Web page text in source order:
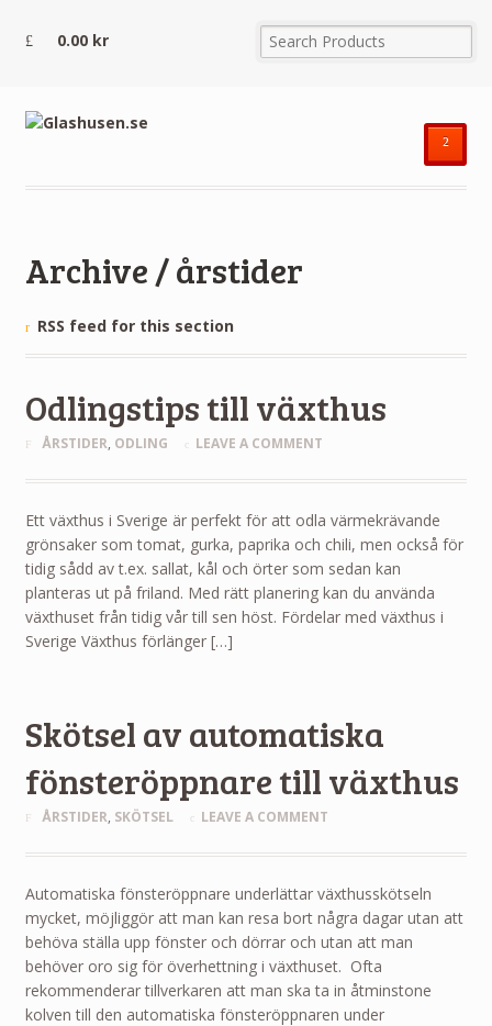
0.00 kr
²
Archive / årstider
RSS feed for this section
Odlingstips till växthus
ÅRSTIDER, ODLING LEAVE A COMMENT
Ett växthus i Sverige är perfekt för att odla värmekrävande
grönsaker som tomat, gurka, paprika och chili, men också för
tidig sådd av t.ex. sallat, kål och örter som sedan kan
planteras ut på friland. Med rätt planering kan du använda
växthuset från tidig vår till sen höst. Fördelar med växthus i
Sverige Växthus förlänger […]
Skötsel av automatiska
fönsteröppnare till växthus
ÅRSTIDER, SKÖTSEL LEAVE A COMMENT
Automatiska fönsteröppnare underlättar växthusskötseln
mycket, möjliggör att man kan resa bort några dagar utan att
behöva ställa upp fönster och dörrar och utan att man
behöver oro sig för överhettning i växthuset. Ofta
rekommenderar tillverkaren att man ska ta in åtminstone
kolven till den automatiska fönsteröppnaren under